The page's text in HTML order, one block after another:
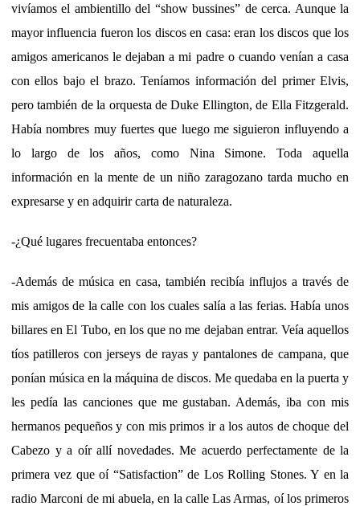
vivíamos el ambientillo del “show bussines” de cerca. Aunque la
mayor influencia fueron los discos en casa: eran los discos que los
amigos americanos le dejaban a mi padre o cuando venían a casa
con ellos bajo el brazo. Teníamos información del primer Elvis,
pero también de la orquesta de Duke Ellington, de Ella Fitzgerald.
Había nombres muy fuertes que luego me siguieron influyendo a
lo largo de los años, como Nina Simone. Toda aquella
información en la mente de un niño zaragozano tarda mucho en
expresarse y en adquirir carta de naturaleza.
-¿Qué lugares frecuentaba entonces?
-Además de música en casa, también recibía influjos a través de
mis amigos de la calle con los cuales salía a las ferias. Había unos
billares en El Tubo, en los que no me dejaban entrar. Veía aquellos
tíos patilleros con jerseys de rayas y pantalones de campana, que
ponían música en la máquina de discos. Me quedaba en la puerta y
les pedía las canciones que me gustaban. Además, iba con mis
hermanos pequeños y con mis primos ir a los autos de choque del
Cabezo y a oír allí novedades. Me acuerdo perfectamente de la
primera vez que oí “Satisfaction” de Los Rolling Stones. Y en la
radio Marconi de mi abuela, en la calle Las Armas, oí los primeros